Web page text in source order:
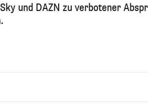
und DAZN zu verbotener